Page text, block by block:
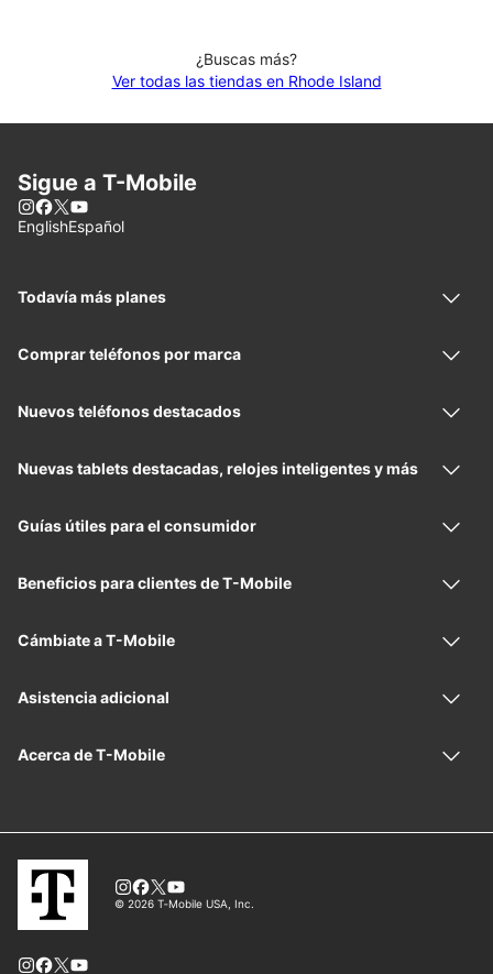
¿Buscas más?
Ver todas las tiendas en Rhode Island